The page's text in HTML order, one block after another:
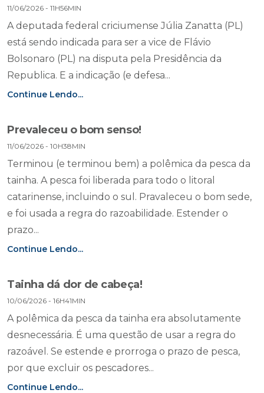
11/06/2026 - 11H56MIN
A deputada federal criciumense Júlia Zanatta (PL)
está sendo indicada para ser a vice de Flávio
Bolsonaro (PL) na disputa pela Presidência da
Republica. E a indicação (e defesa...
Continue Lendo...
Prevaleceu o bom senso!
11/06/2026 - 10H38MIN
Terminou (e terminou bem) a polêmica da pesca da
tainha. A pesca foi liberada para todo o litoral
catarinense, incluindo o sul. Pravaleceu o bom sede,
e foi usada a regra do razoabilidade. Estender o
prazo...
Continue Lendo...
Tainha dá dor de cabeça!
10/06/2026 - 16H41MIN
A polêmica da pesca da tainha era absolutamente
desnecessária. É uma questão de usar a regra do
razoável. Se estende e prorroga o prazo de pesca,
por que excluir os pescadores...
Continue Lendo...